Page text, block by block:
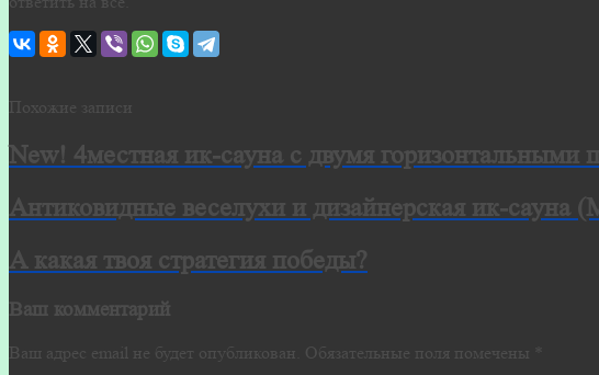
Похожие записи
New! 4местная ик-сауна с двумя горизонтальными
Антиковидные веселухи и дизайнерская ик-сауна
А какая твоя стратегия победы?
Ваш комментарий
Ваш адрес email не будет опубликован. Обязательные поля помечены